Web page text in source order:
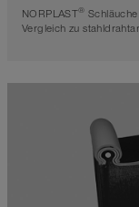
NORPLAST®
Vergleich zu